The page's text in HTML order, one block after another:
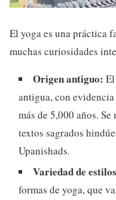
El yoga es una práctica
muchas curiosidades
Origen antiguo:
antigua, con
más de 5,000 años.
textos sagrados
Upanishads.
Variedad de
formas de yoga, que